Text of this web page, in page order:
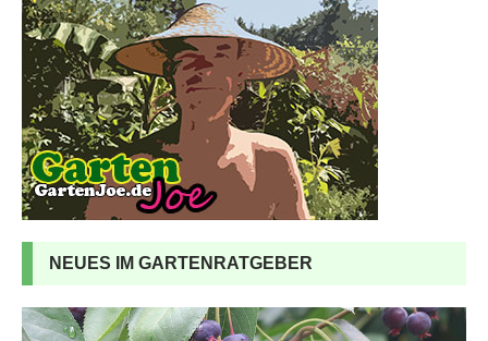
NEUES IM GARTENRATGEBER